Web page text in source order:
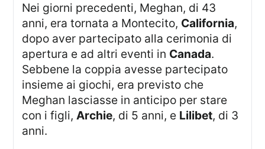
Nei giorni precedenti, Meghan, di 43
anni, era tornata a Montecito, California,
dopo aver partecipato alla cerimonia di
apertura e ad altri eventi in Canada.
Sebbene la coppia avesse partecipato
insieme ai giochi, era previsto che
Meghan lasciasse in anticipo per stare
con i figli,Archie, di 5 anni, e Lilibet, di 3
anni.